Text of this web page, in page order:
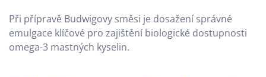
Při přípravě Budwigovy směsi je dosažení správné
emulgace klíčové pro zajištění biologické dostupnosti
omega-3 mastných kyselin.